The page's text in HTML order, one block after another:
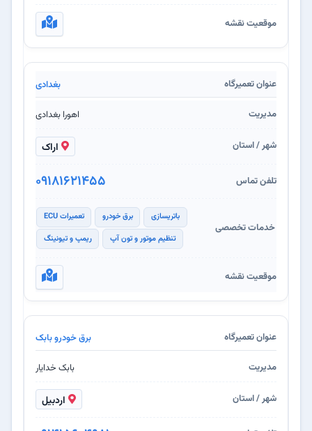
بغدادی
اهورا بغدادی
اراک
09181621455
باتریسازی برق خودرو
تعمیرات ECU
تنظیم موتور و تون آپ
ریمپ و تیونینگ
برق خودرو بابک
بابک خدایار
اردبیل